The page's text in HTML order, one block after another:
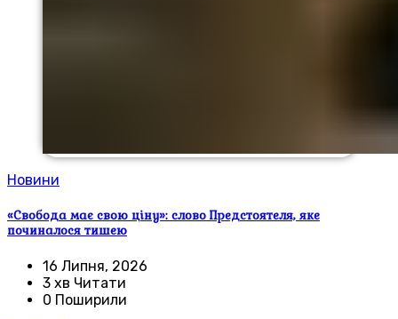
Новини
«Свобода має свою ціну»: слово Предстоятеля, яке
починалося тишею
16 Липня, 2026
3 хв Читати
0 Поширили